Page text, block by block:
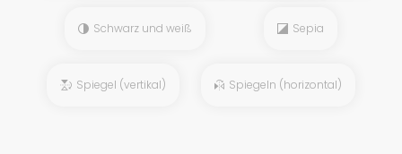
Schwarz und weiß Sepia
Spiegel (vertikal) Spiegeln (horizontal)